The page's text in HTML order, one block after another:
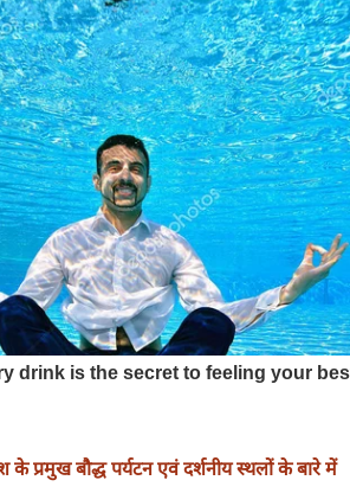
प्रमुख बौद्ध पर्यटन एवं दर्शनीय स्थलों के बारे में